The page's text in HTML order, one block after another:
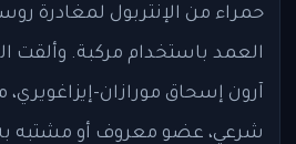
حمراء من الإنتربول لمغادرة
العمد باستخدام مركبة. وألقت
آرون إسحاق مورازان-